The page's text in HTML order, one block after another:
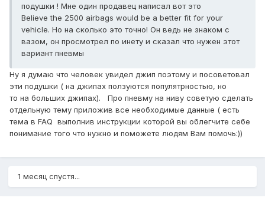
подушки ! Мне один продавец написал вот это
Believe the 2500 airbags would be a better fit for your
vehicle. Но на сколько это точно! Он ведь не знаком с
вазом, он просмотрел по инету и сказал что нужен этот
вариант пневмы
Ну я думаю что человек увидел джип поэтому и посоветовал
эти подушки ( на джипах ползуются популятрностью, но
то на больших джипах). Про пневму на ниву советую сделать
отдельную тему приложив все необходимые данные ( есть
тема в FAQ выполнив инструкции которой вы облегчите себе
понимание того что нужно и поможете людям Вам помочь:))
1 месяц спустя...